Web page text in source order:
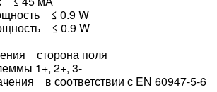
≤ 0.9 W
≤ 0.9 W
сторона поля
1+, 2+, 3-
в соответствии с EN 60947-5-6